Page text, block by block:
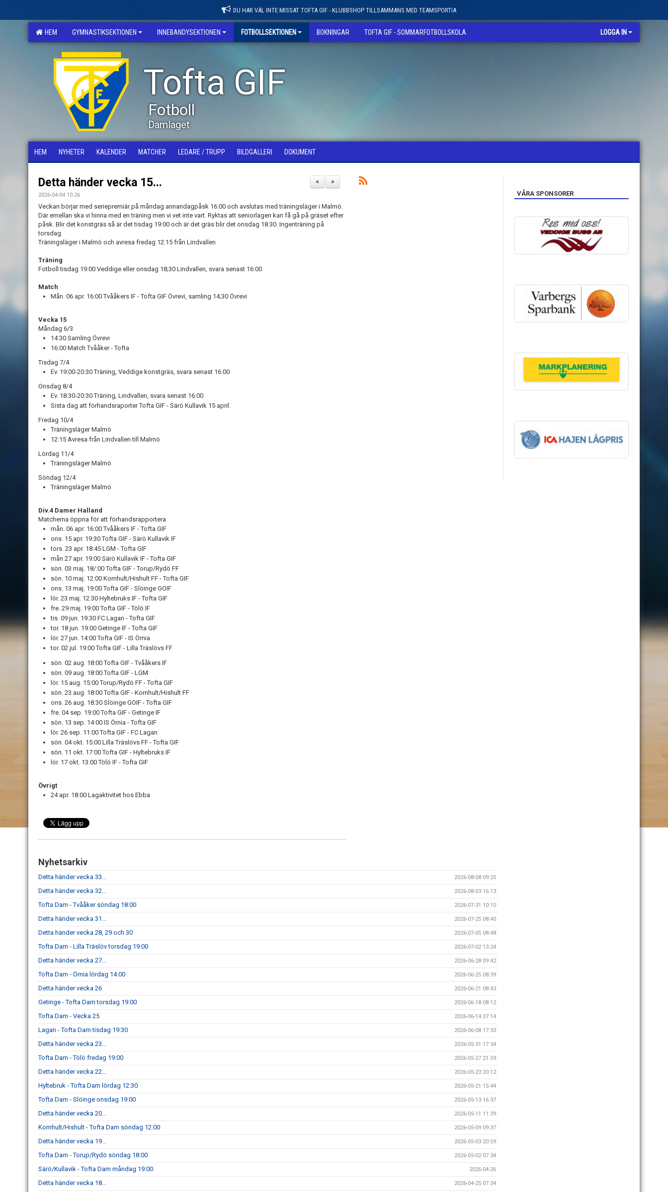
DU HAR VÄL INTE MISSAT TOFTA GIF - KLUBBSHOP TILLSAMMANS MED TEAMSPORTIA
HEM GYMNASTIKSEKTIONEN INNEBANDYSEKTIONEN FOTBOLLSEKTIONEN BOKNINGAR TOFTA GIF - SOMMARFOTBOLLSKOLA LOGGA IN
Tofta GIF
Fotboll
Damlaget
HEM NYHETER KALENDER MATCHER LEDARE / TRUPP BILDGALLERI DOKUMENT
>
<
Detta händer vecka 15...
2026-04-04 10:26
Veckan börjar med seriepremiär på måndag annandagpåsk 16:00 och avslutas med träningsläger i Malmö.
Där emellan ska vi hinna med en träning men vi vet inte vart. Ryktas att seniorlagen kan få gå på gräset efter
påsk. Blir det konstgräs så är det tisdag 19:00 och är det gräs blir det onsdag 18:30. Ingenträning på
torsdag.
Träningsläger i Malmö och avresa fredag 12:15 från Lindvallen
Träning
Fotboll tisdag 19:00 Veddige eller onsdag 18;30 Lindvallen, svara senast 16:00
Match
Mån. 06 apr. 16:00Tvååkers IF - Tofta GIF Övrevi, samling 14;30 Övrevi
Vecka 15
Måndag 6/3
14:30 Samling Övrevi
16:00 Match Tvååker - Tofta
Tisdag 7/4
Ev. 19:00-20:30 Träning, Veddige konstgräs, svara senast 16:00
Onsdag 8/4
Ev. 18:30-20:30 Träning, Lindvallen, svara senast 16:00
Sista dag att förhandsraporter Tofta GIF - Särö Kullavik 15 april.
Fredag 10/4
Träningsläger Malmö
12:15 Avresa från Lindvallen till Malmö
Lördag 11/4
Träningsläger Malmö
Söndag 12/4
Träningsläger Malmö
Div.4 Damer Halland
Matcherna öppna för att förhandsrapportera
mån. 06 apr. 16:00 Tvååkers IF - Tofta GIF
ons. 15 apr. 19:30 Tofta GIF - Särö Kullavik IF
tors. 23 apr. 18:45 LGM - Tofta GIF
mån 27 apr. 19:00 Särö Kullavik IF - Tofta GIF
sön. 03 maj. 18/:00 Tofta GIF - Torup/Rydö FF
sön. 10 maj. 12:00 Kornhult/Hishult FF - Tofta GIF
ons. 13 maj. 19:00 Tofta GIF - Slöinge GOIF
lör. 23 maj. 12:30 Hyltebruks IF - Tofta GIF
fre. 29 maj. 19:00 Tofta GIF - Tölö IF
tis. 09 jun. 19:30 FC Lagan - Tofta GIF
tor. 18 jun. 19:00 Getinge IF - Tofta GIF
lör. 27 jun. 14:00Tofta GIF - IS Örnia
tor. 02 jul. 19:00 Tofta GIF - Lilla Träslövs FF
sön. 02 aug. 18:00Tofta GIF - Tvååkers IF
sön. 09 aug. 18:00Tofta GIF - LGM
lör. 15 aug. 15:00 Torup/Rydö FF - Tofta GIF
sön. 23 aug. 18:00 Tofta GIF - Kornhult/Hishult FF
ons. 26 aug. 18:30 Slöinge GOIF - Tofta GIF
fre. 04 sep. 19:00Tofta GIF - Getinge IF
sön. 13 sep. 14:00 IS Örnia - Tofta GIF
lör. 26 sep. 11:00 Tofta GIF - FC Lagan
sön. 04 okt. 15:00 Lilla Träslövs FF - Tofta GIF
sön. 11 okt. 17:00 Tofta GIF - Hyltebruks IF
lör. 17 okt. 13:00 Tölö IF - Tofta GIF
Övrigt
24 apr. 18:00 Lagaktivitet hos Ebba
Nyhetsarkiv
Detta händer vecka 33... 2026-08-08 09:25
Detta händer vecka 32... 2026-08-03 16:13
Tofta Dam - Tvååker söndag 18:00 2026-07-31 10:10
Detta händer vecka 31... 2026-07-25 08:40
Detta händer vecka 28, 29 och 30 2026-07-05 08:48
Tofta Dam - Lilla Träslöv torsdag 19:00 2026-07-02 13:24
Detta händer vecka 27... 2026-06-28 09:42
Tofta Dam - Örnia lördag 14:00 2026-06-25 08:39
Detta händer vecka 26 2026-06-21 08:43
Getinge - Tofta Dam torsdag 19:00 2026-06-18 08:12
Tofta Dam - Vecka 25 2026-06-14 07:14
Lagan - Tofta Dam tisdag 19:30 2026-06-08 17:33
Detta händer vecka 23... 2026-05-31 17:34
Tofta Dam - Tölö fredag 19:00 2026-05-27 21:59
Detta händer vecka 22... 2026-05-23 20:12
Hyltebruk - Tofta Dam lördag 12:30 2026-05-21 15:44
Tofta Dam - Slöinge onsdag 19:00 2026-05-13 16:37
Detta händer vecka 20... 2026-05-11 11:39
Kornhult/Hishult - Tofta Dam söndag 12:00 2026-05-09 09:37
Detta händer vecka 19... 2026-05-03 20:59
Tofta Dam - Torup/Rydö söndag 18:00 2026-05-02 07:34
Särö/Kullavik - Tofta Dam måndag 19:00 2026-04-26
Detta händer vecka 18... 2026-04-25 07:34
VÅRA SPONSORER